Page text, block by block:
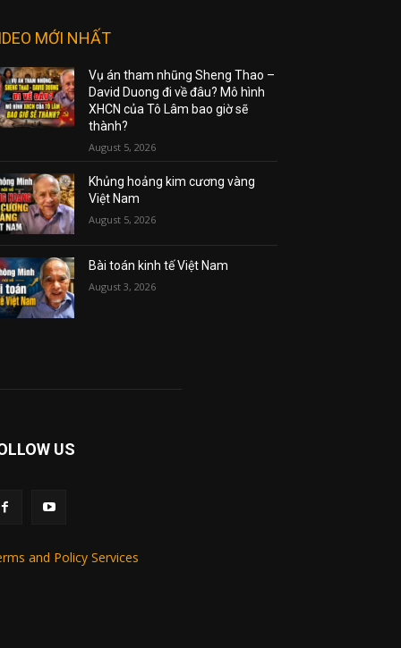
MỚI NHẤT
Vụ án tham nhũng Sheng Thao –
David Duong đi về đâu? Mô hình
XHCN của Tô Lâm bao giờ sẽ
thành?
August 5, 2026
Khủng hoảng kim cương vàng
Việt Nam
August 5, 2026
Bài toán kinh tế Việt Nam
August 3, 2026
US
and Policy Services